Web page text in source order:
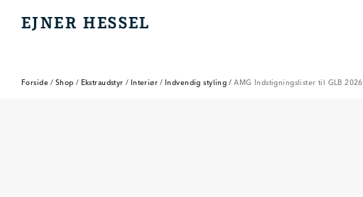
EJNER HESSEL
Forside / Shop / Ekstraudstyr / Interiør / Indvendig styling / AMG Indstigningslister til GLB 2026